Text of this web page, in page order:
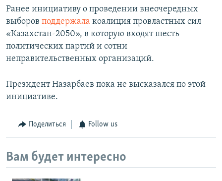
Ранее инициативу о проведении внеочередных
выборов поддержала коалиция провластных сил
«Казахстан-2050», в которую входят шесть
политических партий и сотни
неправительственных организаций.
Президент Назарбаев пока не высказался по этой
инициативе.
Поделиться Follow us
Вам будет интересно